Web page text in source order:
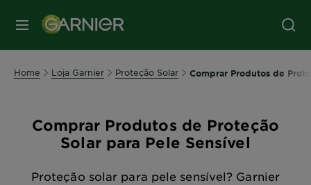
MENU
Home Loja Garnier Proteção Solar Comprar Produtos de
Comprar Produtos de Proteção
Solar para Pele Sensível
Proteção solar para pele sensível? Garnier